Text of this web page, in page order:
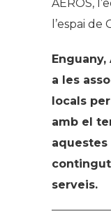
AEROS,
l’espai de
Enguany,
a les
locals
amb el
serveis.